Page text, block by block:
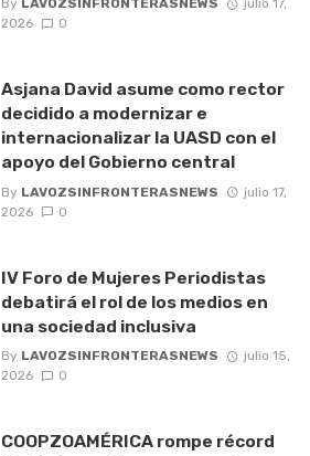
By LAVOZSINFRONTERASNEWS
julio 17,
2026
0
Asjana David asume como rector
decidido a modernizar e
internacionalizar la UASD con el
apoyo del Gobierno central
By LAVOZSINFRONTERASNEWS
julio 17,
2026
0
IV Foro de Mujeres Periodistas
debatirá el rol de los medios en
una sociedad inclusiva
By LAVOZSINFRONTERASNEWS
julio 15,
2026
0
COOPZOAMÉRICA rompe récord